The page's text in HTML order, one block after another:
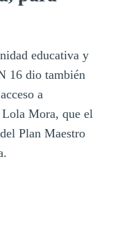
educativa y
16 dio también
a
Mora, que el
Plan Maestro